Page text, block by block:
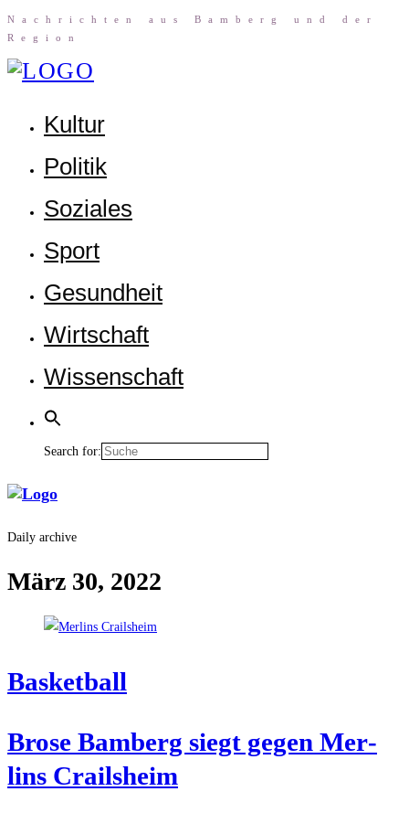
Nach­rich­ten aus Bam­berg und der
Region
Kul­tur
Poli­tik
Sozia­les
Sport
Gesund­heit
Wirt­schaft
Wis­sen­schaft
Search for:
Daily archive
März 30, 2022
Bas­ket­ball
Bro­se Bam­berg siegt gegen Mer­
lins Crailsheim